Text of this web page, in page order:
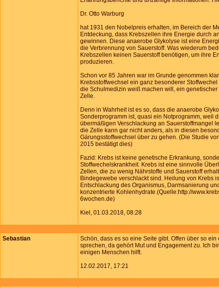
Dr. Otto Warburg
hat 1931 den Nobelpreis erhalten, im Bereich der
Entdeckung, dass Krebszellen ihre Energie durch
gewinnen. Diese anaerobe Glykolyse ist eine
die Verbrennung von Sauerstoff. Was wiederum
Krebszellen keinen Sauerstoff benötigen, um ihre
produzieren.
Schon vor 85 Jahren war im Grunde genommen
Krebsstoffwechsel ein ganz besonderer
die Schulmedizin weiß machen will, ein
Zelle.
Denn in Wahrheit ist es so, dass die anaerobe
Sonderprogramm ist, quasi ein Notprogramm, weil
übermäßigen Verschlackung an Sauerstoffmangel
die Zelle kann gar nicht anders, als in diesen
Gärungsstoffwechsel über zu gehen. (Die Studie
2015 bestätigt dies)
Fazid: Krebs ist keine genetische Erkrankung,
Stoffwechelskrankheit. Krebs ist eine sinnvolle
Zellen, die zu wenig Nährstoffe und Sauerstoff
Bindegewebe verschlackt sind. Heilung von Krebs
Entschlackung des Organismus, Darmsanierung
konzentrierte Kohlenhydrate.(Quelle:http://
6wochen.de)
Kiel, 01.03.2018, 08:28
Sebastian
Schön, dass es so eine Seite gibt. Offen über so ein
sprechen, da gehört Mut und Engagement zu. Ich
einigen Menschen hilft.
12.02.2017, 17:21